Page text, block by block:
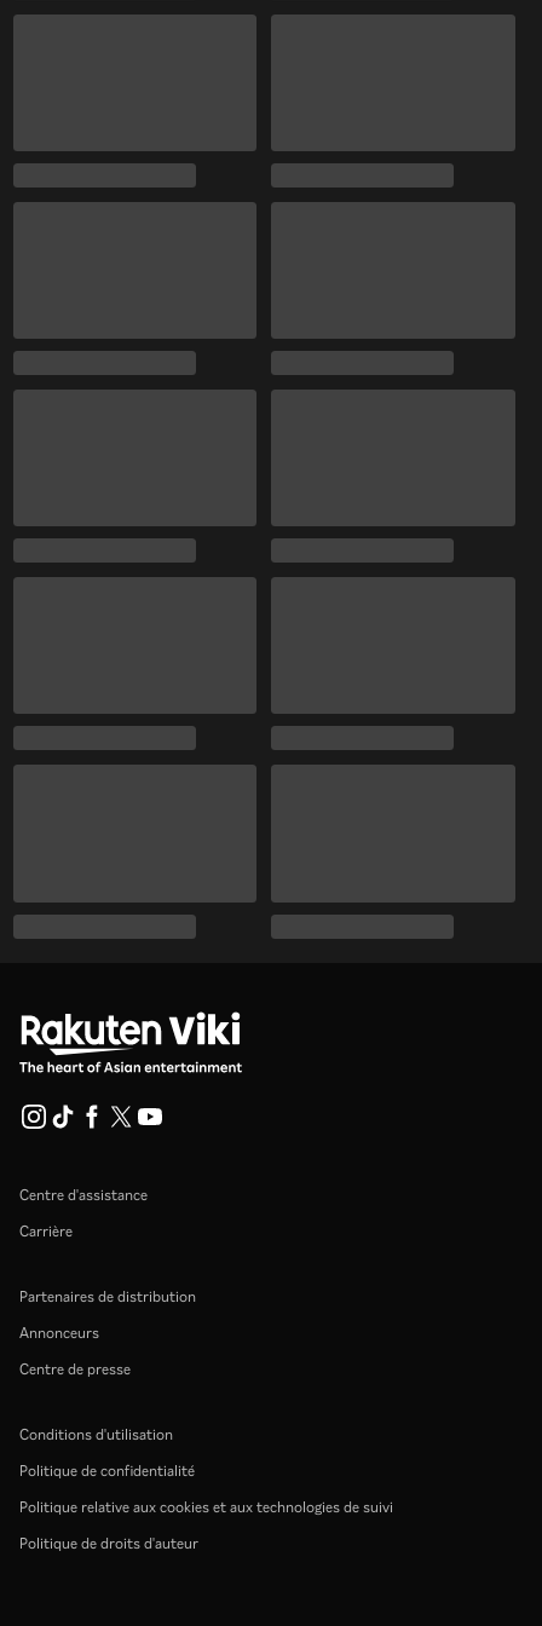
Centre d'assistance
Carrière
Partenaires de distribution
Annonceurs
Centre de presse
Conditions d'utilisation
Politique de confidentialité
Politique relative aux cookies et aux technologies de suivi
Politique de droits d'auteur